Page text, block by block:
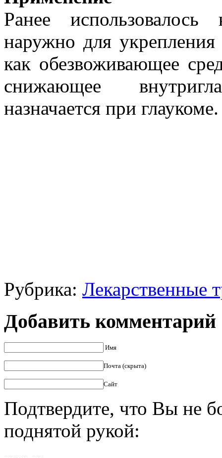
Ранее
наружно для
как обезвоживающее
снижающее
назначается при
Рубрика: Лекарственные
Добавить комментарий
Имя
Почта (скрыта)
Сайт
Подтвердите, что Вы не
поднятой рукой: